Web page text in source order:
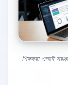
শিক্ষকরা এআই